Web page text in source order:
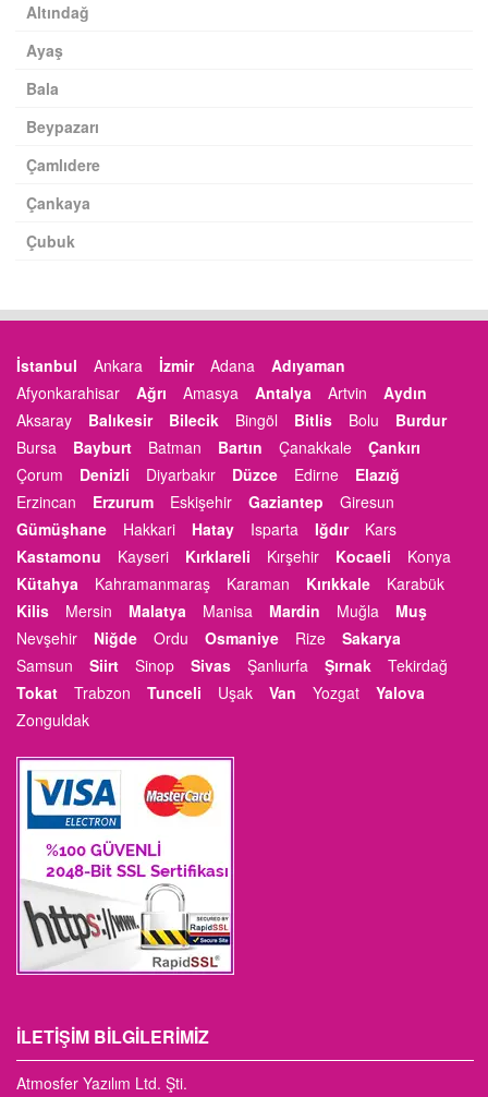
Altındağ
Ayaş
Bala
Beypazarı
Çamlıdere
Çankaya
Çubuk
İstanbul Ankara İzmir Adana
Adıyaman
Afyonkarahisar
Ağrı Amasya Antalya Artvin
Aydın
Aksaray
Balıkesir Bilecik Bingöl Bitlis Bolu
Burdur
Bursa
Bayburt Batman Bartın Çanakkale
Çankırı
Çorum
Denizli Diyarbakır Düzce Edirne
Elazığ
Erzincan
Erzurum Eskişehir Gaziantep
Giresun
Gümüşhane
Hakkari Hatay Isparta Iğdır
Kars
Kastamonu
Kayseri Kırklareli Kırşehir Kocaeli
Konya
Kütahya
Kahramanmaraş Karaman Kırıkkale
Karabük
Kilis
Mersin Malatya Manisa Mardin Muğla
Muş
Nevşehir
Niğde Ordu Osmaniye Rize
Sakarya
Samsun
Siirt Sinop Sivas Şanlıurfa Şırnak
Tekirdağ
Tokat
Trabzon Tunceli Uşak Van Yozgat
Yalova
Zonguldak
İLETIŞIM BILGILERIMIZ
Atmosfer Yazılım Ltd. Şti.